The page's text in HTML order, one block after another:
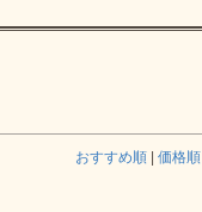
おすすめ順 価格順